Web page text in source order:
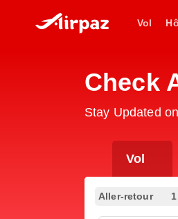
Vol
Check
Stay Updated
Vol
Aller-retour